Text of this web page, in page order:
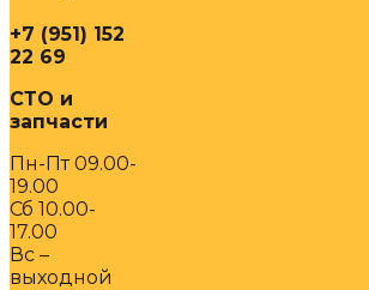
+7 (951) 152
22 69
СТО и
запчасти
Пн-Пт 09.00-
19.00
Сб 10.00-
17.00
Вс –
выходной